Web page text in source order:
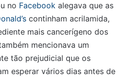
no Facebook alegava que as
continham acrilamida,
mais cancerígeno dos
mencionava um
tão prejudicial que os
esperar vários dias antes de